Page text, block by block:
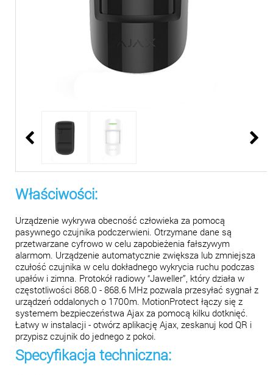
Właściwości:
Urządzenie wykrywa obecność człowieka za pomocą
pasywnego czujnika podczerwieni. Otrzymane dane są
przetwarzane cyfrowo w celu zapobieżenia fałszywym
alarmom. Urządzenie automatycznie zwiększa lub zmniejsza
czułość czujnika w celu dokładnego wykrycia ruchu podczas
upałów i zimna. Protokół radiowy “Jaweller”, który działa w
częstotliwości 868.0 - 868.6 MHz pozwala przesyłać sygnał z
urządzeń oddalonych o 1700m. MotionProtect łączy się z
systemem bezpieczeństwa Ajax za pomocą kilku dotknięć.
Łatwy w instalacji - otwórz aplikację Ajax, zeskanuj kod QR i
przypisz czujnik do jednego z pokoi.
Specyfikacja techniczna: